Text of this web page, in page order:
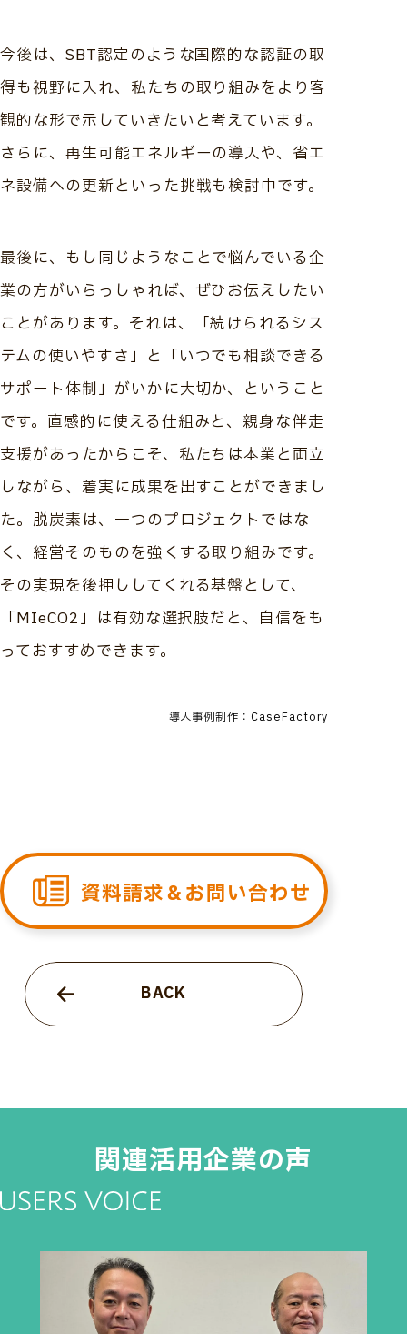
今後は、SBT認定のような国際的な認証の取
得も視野に入れ、私たちの取り組みをより客
観的な形で示していきたいと考えています。
さらに、再生可能エネルギーの導入や、省エ
ネ設備への更新といった挑戦も検討中です。
最後に、もし同じようなことで悩んでいる企
業の方がいらっしゃれば、ぜひお伝えしたい
ことがあります。それは、「続けられるシス
テムの使いやすさ」と「いつでも相談できる
サポート体制」がいかに大切か、ということ
です。直感的に使える仕組みと、親身な伴走
支援があったからこそ、私たちは本業と両立
しながら、着実に成果を出すことができまし
た。脱炭素は、一つのプロジェクトではな
く、経営そのものを強くする取り組みです。
その実現を後押ししてくれる基盤として、
「MIeCO2」は有効な選択肢だと、自信をも
っておすすめできます。
導入事例制作：CaseFactory
資料請求＆お問い合わせ
BACK
関連活用企業の声